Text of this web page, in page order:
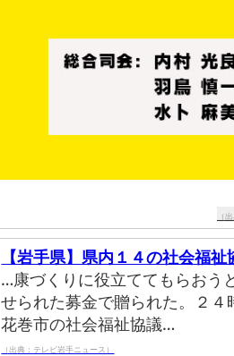
（
【岩手県】県内１４の社会福
…康づくりに役立ててもらおう
せられた募金で贈られた。２４
花巻市の社会福祉協議…
（出典：テレビ岩手ニュース）